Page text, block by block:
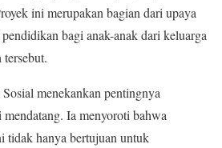
ini merupakan bagian dari upaya
bagi anak-anak dari keluarga
menekankan pentingnya
Ia menyoroti bahwa
tidak hanya bertujuan untuk